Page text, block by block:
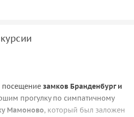
посещение замков Бранденбург и
прогулку по симпатичному
Мамоново, который был заложен